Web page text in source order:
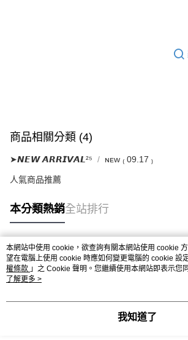
商品相關分類 (4)
➤𝙉𝙀𝙒 𝘼𝙍𝙍𝙄𝙑𝘼𝙇²⁵ ɴᴇᴡ ₍ 09.17 ₎
人氣商品推薦
本分類熱銷全站排行
熱門標籤
本網站中使用 cookie，欲查詢有關本網站使用 cookie
望在電腦上使用 cookie 時應如何變更電腦的 cookie 設
權條款 」之 Cookie 聲明。您繼續使用本網站即表示您
用條款之 Cookie 聲明使用 cookie。
了解更多 >
我知道了